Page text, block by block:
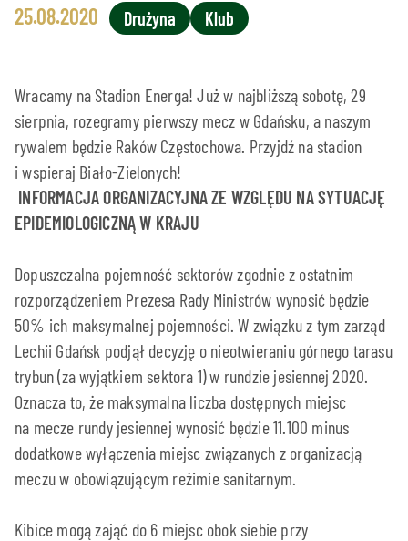
25.08.2020 Drużyna Klub
Wracamy na Stadion Energa! Już w najbliższą sobotę, 29
sierpnia, rozegramy pierwszy mecz w Gdańsku, a naszym
rywalem będzie Raków Częstochowa. Przyjdź na stadion
i wspieraj Biało-Zielonych!
INFORMACJA ORGANIZACYJNA ZE WZGLĘDU NA SYTUACJĘ
EPIDEMIOLOGICZNĄ W KRAJU
Dopuszczalna pojemność sektorów zgodnie z ostatnim
rozporządzeniem Prezesa Rady Ministrów wynosić będzie
50% ich maksymalnej pojemności. W związku z tym zarząd
Lechii Gdańsk podjął decyzję o nieotwieraniu górnego tarasu
trybun (za wyjątkiem sektora 1) w rundzie jesiennej 2020.
Oznacza to, że maksymalna liczba dostępnych miejsc
na mecze rundy jesiennej wynosić będzie 11.100 minus
dodatkowe wyłączenia miejsc związanych z organizacją
meczu w obowiązującym reżimie sanitarnym.
Kibice mogą zająć do 6 miejsc obok siebie przy